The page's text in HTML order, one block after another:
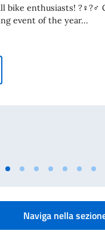
bike enthusiasts! ?‍♀️?‍♂️
event of the year...
"Bike Week Italy" - 14
Naviga nella